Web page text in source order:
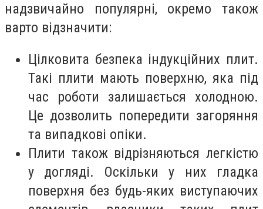
надзвичайно популярні, окремо також
варто відзначити:
Цілковита безпека індукційних плит.
Такі плити мають поверхню, яка під
час роботи залишається холодною.
Це дозволить попередити загоряння
та випадкові опіки.
Плити також відрізняються легкістю
у догляді. Оскільки у них гладка
поверхня без будь-яких виступаючих